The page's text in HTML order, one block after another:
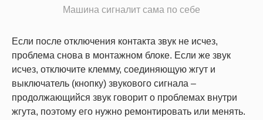
Машина сигналит сама по себе
Если после отключения контакта звук не исчез,
проблема снова в монтажном блоке. Если же звук
исчез, отключите клемму, соединяющую жгут и
выключатель (кнопку) звукового сигнала –
продолжающийся звук говорит о проблемах внутри
жгута, поэтому его нужно ремонтировать или менять.